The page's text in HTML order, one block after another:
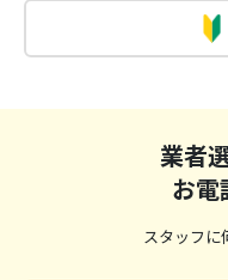
業者
お電
スタッフに